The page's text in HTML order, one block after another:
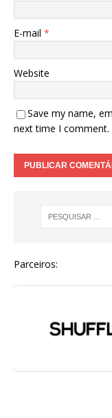
E-mail *
Website
Save my name,
next time I comment.
Parceiros: